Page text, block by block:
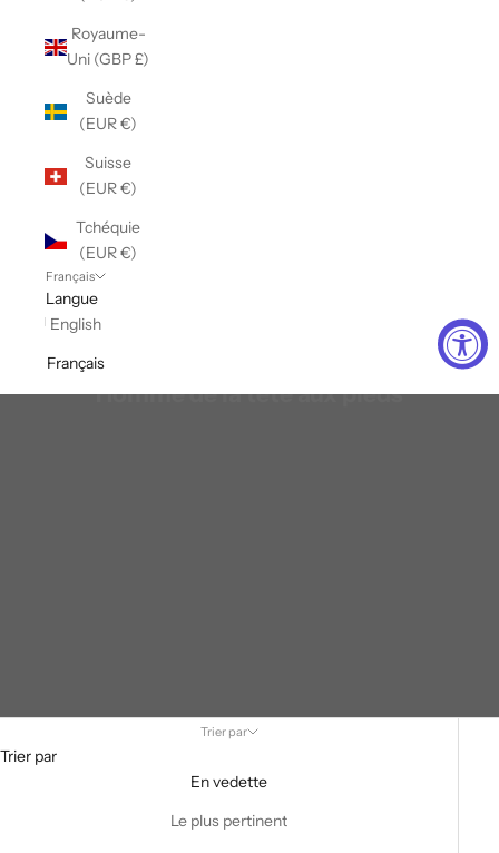
Royaume-
Uni (GBP £)
Suède
(EUR €)
Suisse
(EUR €)
Tchéquie
(EUR €)
Français
Langue
English
Français
Homme de la tête aux pieds
Trier par
Trier par
En vedette
Le plus pertinent